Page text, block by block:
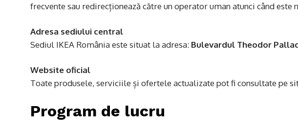
frecvente sau redirecționează către un operator uman atunci când este
Adresa sediului central
Sediul IKEA România este situat la adresa: Bulevardul Theodor
Website oficial
Toate produsele, serviciile și ofertele actualizate pot fi consultate pe
Program de lucru